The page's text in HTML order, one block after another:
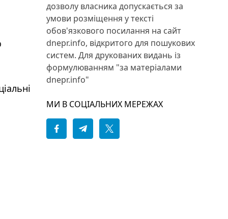
дозволу власника допускається за
умови розміщення у тексті
обов'язкового посилання на сайт
dnepr.info, відкритого для пошукових
систем. Для друкованих видань із
формулюванням "за матеріалами
dnepr.info"
МИ В СОЦІАЛЬНИХ МЕРЕЖАХ